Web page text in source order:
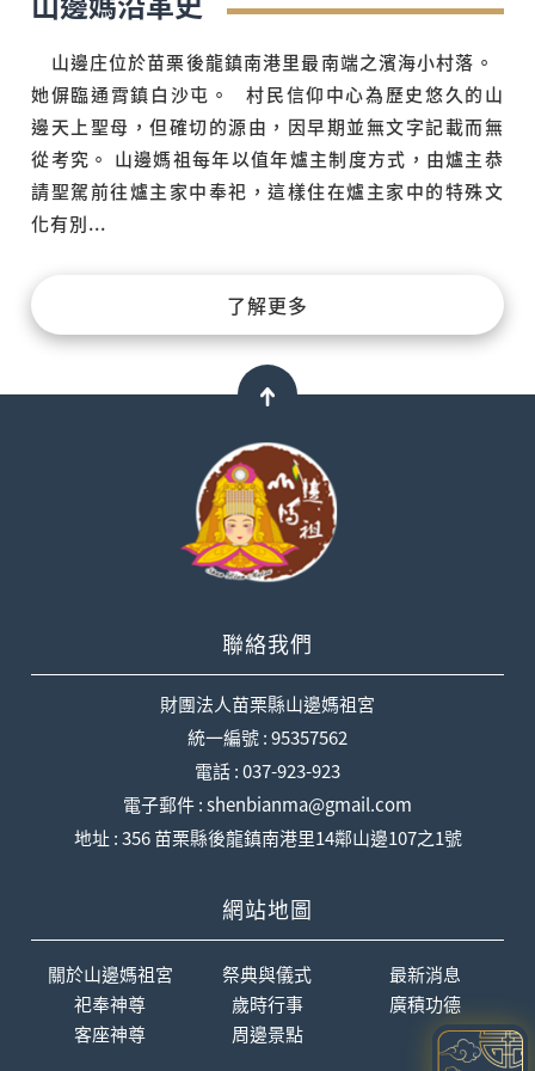
山邊庄位於苗栗後龍鎮南港里最南端之濱海小村落。
她偋臨通霄鎮白沙屯。 村民信仰中心為歷史悠久的山
邊天上聖母，但確切的源由，因早期並無文字記載而無
從考究。 山邊媽祖每年以值年爐主制度方式，由爐主恭
請聖駕前往爐主家中奉祀，這樣住在爐主家中的特殊文
化有別...
了解更多
聯絡我們
財團法人苗栗縣山邊媽祖宮
統一編號 : 95357562
電話 : 037-923-923
電子郵件 : shenbianma@gmail.com
地址 : 356 苗栗縣後龍鎮南港里14鄰山邊107之1號
網站地圖
關於山邊媽祖宮
祀奉神尊
客座神尊
祭典與儀式
歲時行事
周邊景點
最新消息
廣積功德